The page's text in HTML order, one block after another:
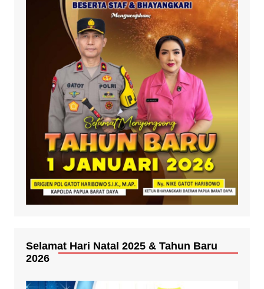
Selamat Hari Natal 2025 & Tahun Baru
2026